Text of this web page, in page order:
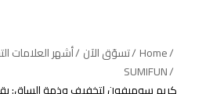
Home تسوّق الآن أشهر العلامات
SUMIFUN